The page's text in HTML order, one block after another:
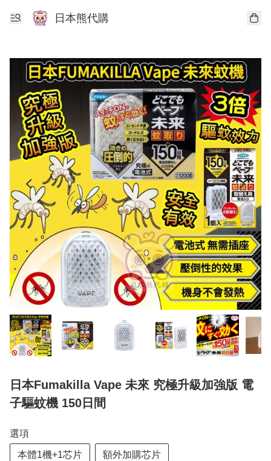
日本熊代購
日本Fumakilla Vape 未來 究極升級加強版 電
子驅蚊機 150日間
選項
本體1機+1芯片 額外加購芯片